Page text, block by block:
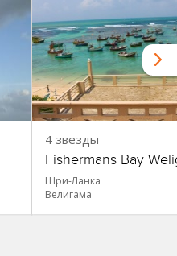
4 звезды
Fishermans Bay
Шри-Ланка
Велигама